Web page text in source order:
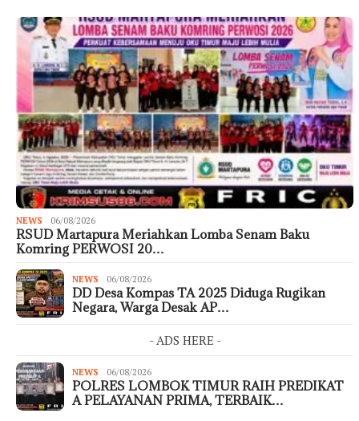
NEWS 06/08/2026
RSUD Martapura Meriahkan Lomba Senam Baku
Komring PERWOSI 20…
NEWS 06/08/2026
DD Desa Kompas TA 2025 Diduga Rugikan
Negara, Warga Desak AP…
- ADS HERE -
NEWS 06/08/2026
POLRES LOMBOK TIMUR RAIH PREDIKAT
A PELAYANAN PRIMA, TERBAIK…